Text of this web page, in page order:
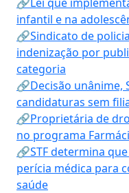
infantil e na
🔗Sindicato de
indenização por
categoria
🔗Decisão unânime,
candidaturas sem
🔗Proprietária de
no programa
🔗STF determina
perícia médica para
saúde